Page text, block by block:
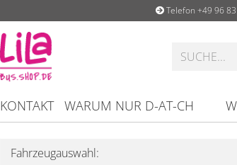
Telefon +49 96
KONTAKT WARUM NUR D-AT-CH
Fahrzeugauswahl: